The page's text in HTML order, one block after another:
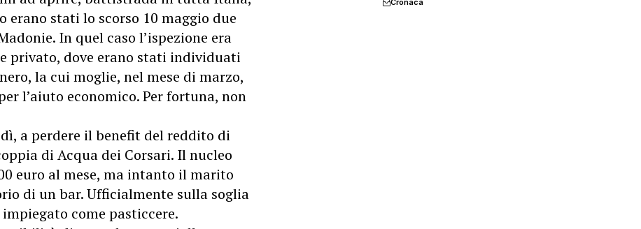
erano stati lo scorso 10 maggio due
In quel caso l’ispezione era
privato, dove erano stati individuati
la cui moglie, nel mese di marzo,
l’aiuto economico. Per fortuna, non
a perdere il benefit del reddito di
di Acqua dei Corsari. Il nucleo
euro al mese, ma intanto il marito
di un bar. Ufficialmente sulla soglia
come pasticcere.
Cronaca